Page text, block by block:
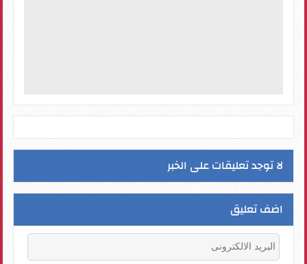
لا توجد تعليقات على الخبر
اضف تعليق